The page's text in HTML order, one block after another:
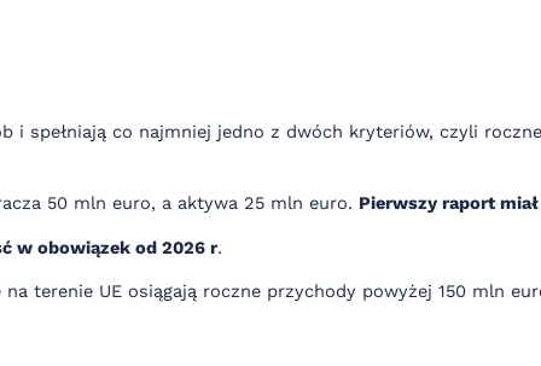
co najmniej jedno z dwóch kryteriów, czyli
50 mln euro, a aktywa 25 mln euro. Pierwszy raport
w obowiązek od 2026 r.
terenie UE osiągają roczne przychody powyżej 150 mln